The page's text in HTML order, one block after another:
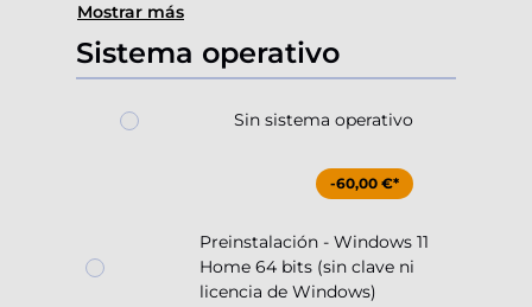
Mostrar más
Sistema operativo
Sin sistema operativo
-60,00 €*
Preinstalación - Windows 11
Home 64 bits (sin clave ni
licencia de Windows)